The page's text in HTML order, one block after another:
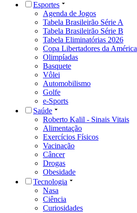
Esportes
Agenda de Jogos
Tabela Brasileirão Série A
Tabela Brasileirão Série B
Tabela Eliminatórias 2026
Copa Libertadores da América
Olimpíadas
Basquete
Vôlei
Automobilismo
Golfe
e-Sports
Saúde
Roberto Kalil - Sinais Vitais
Alimentação
Exercícios Físicos
Vacinação
Câncer
Drogas
Obesidade
Tecnologia
Nasa
Ciência
Curiosidades